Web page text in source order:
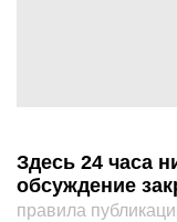
Здесь 24 часа
обсуждение
правила